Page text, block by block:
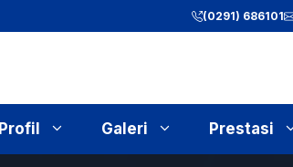
(0291) 686101
Profil Galeri Prestasi